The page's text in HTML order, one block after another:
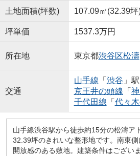
土地面積(坪数) 107.09㎡(32.39坪
坪単価 1537.3万円
所在地 東京都渋谷区松濤
交通
山手線 「 渋谷 」
京王井の頭線 「
千代田線 「 代々
山手線渋谷駅から徒歩約15分の松濤ア
32.39坪のきれいな整形地です。南東
開放感のある敷地。建築条件はござい